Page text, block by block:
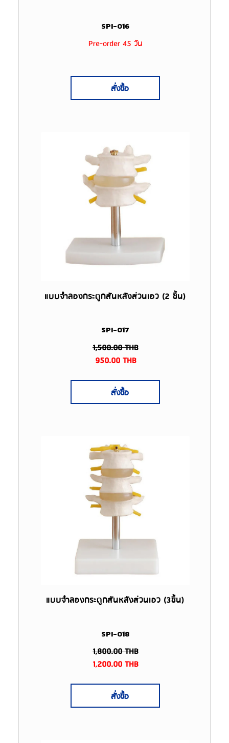
SPI-016
Pre-order 45 วัน
สั่งซื้อ
แบบจำลองกระดูกสันหลังส่วนเอว (2 ชิ้น)
SPI-017
1,500.00THB
950.00THB
สั่งซื้อ
แบบจำลองกระดูกสันหลังส่วนเอว (3ชิ้น)
SPI-018
1,800.00THB
1,200.00THB
สั่งซื้อ